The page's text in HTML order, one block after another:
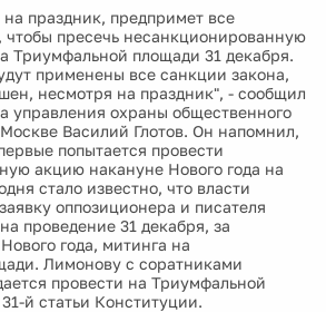
праздник, предпримет все
пресечь несанкционированную
Триумфальной площади 31 декабря.
применены все санкции закона,
несмотря на праздник", - сообщил
управления охраны общественного
Василий Глотов. Он напомнил,
попытается провести
акцию накануне Нового года на
стало известно, что власти
оппозиционера и писателя
проведение 31 декабря, за
года, митинга на
Лимонову с соратниками
провести на Триумфальной
й статьи Конституции.